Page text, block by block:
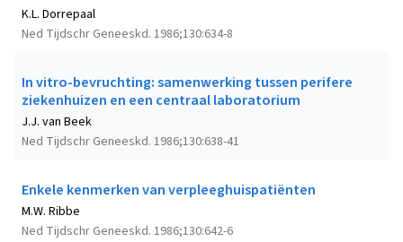
Ned Tijdschr Geneeskd. 1986;130:634-8
K.L. Dorrepaal
In vitro-bevruchting: samenwerking tussen perifere
ziekenhuizen en een centraal laboratorium
Ned Tijdschr Geneeskd. 1986;130:638-41
J.J. van Beek
Enkele kenmerken van verpleeghuispatiënten
Ned Tijdschr Geneeskd. 1986;130:642-6
M.W. Ribbe